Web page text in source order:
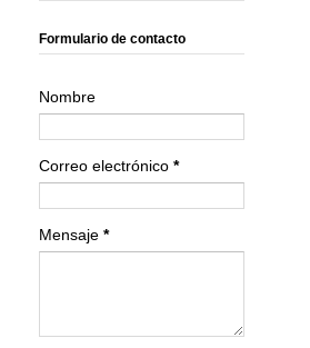
Formulario de contacto
Nombre
Correo electrónico *
Mensaje *